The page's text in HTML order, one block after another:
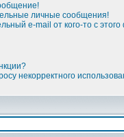
личные сообщения!
e-mail от кого-то с
некорректного